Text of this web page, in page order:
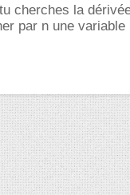
cherches la
par n une